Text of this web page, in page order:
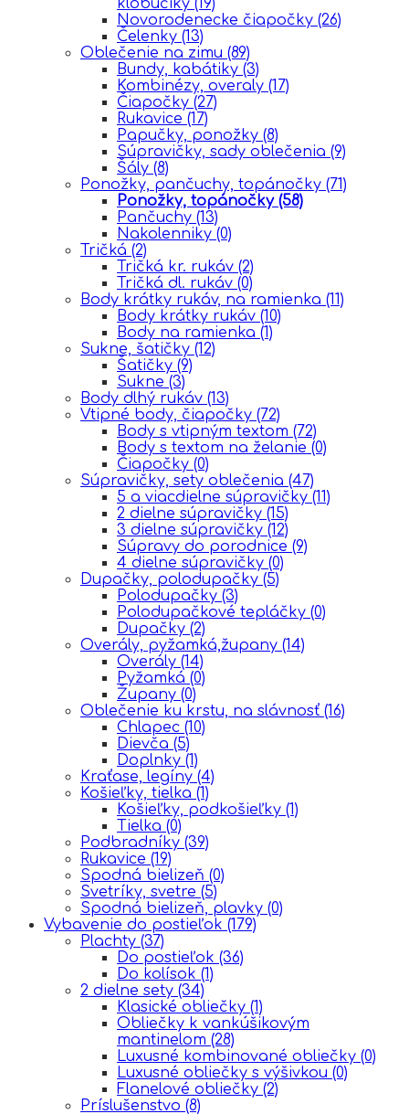
Novorodenecke čiapočky (26)
Čelenky (13)
Oblečenie na zimu (89)
Bundy, kabátiky (3)
Kombinézy, overaly (17)
Čiapočky (27)
Rukavice (17)
Papučky, ponožky (8)
Súpravičky, sady oblečenia (9)
Šály (8)
Ponožky, pančuchy, topánočky (71)
Ponožky, topánočky (58)
Pančuchy (13)
Nakolenniky (0)
Tričká (2)
Tričká kr. rukáv (2)
Tričká dl. rukáv (0)
Body krátky rukáv, na ramienka (11)
Body krátky rukáv (10)
Body na ramienka (1)
Sukne, šatičky (12)
Šatičky (9)
Sukne (3)
Body dlhý rukáv (13)
Vtipné body, čiapočky (72)
Body s vtipným textom (72)
Body s textom na želanie (0)
Čiapočky (0)
Súpravičky, sety oblečenia (47)
5 a viacdielne súpravičky (11)
2 dielne súpravičky (15)
3 dielne súpravičky (12)
Súpravy do porodnice (9)
4 dielne súpravičky (0)
Dupačky, polodupačky (5)
Polodupačky (3)
Polodupačkové tepláčky (0)
Dupačky (2)
Overály, pyžamká,župany (14)
Overály (14)
Pyžamká (0)
Župany (0)
Oblečenie ku krstu, na slávnosť (16)
Chlapec (10)
Dievča (5)
Doplnky (1)
Kraťase, legíny (4)
Košieľky, tielka (1)
Košieľky, podkošieľky (1)
Tielka (0)
Podbradníky (39)
Rukavice (19)
Spodná bielizeň (0)
Svetríky, svetre (5)
Spodná bielizeň, plavky (0)
Vybavenie do postieľok (179)
Plachty (37)
Do postieľok (36)
Do kolísok (1)
2 dielne sety (34)
Klasické obliečky (1)
Obliečky k vankúšikovým
mantinelom (28)
Luxusné kombinované obliečky (0)
Luxusné obliečky s výšivkou (0)
Flanelové obliečky (2)
Príslušenstvo (8)